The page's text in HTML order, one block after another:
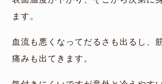
ます。
血流も悪くなってだるさも出るし、
痛みも出てきます。